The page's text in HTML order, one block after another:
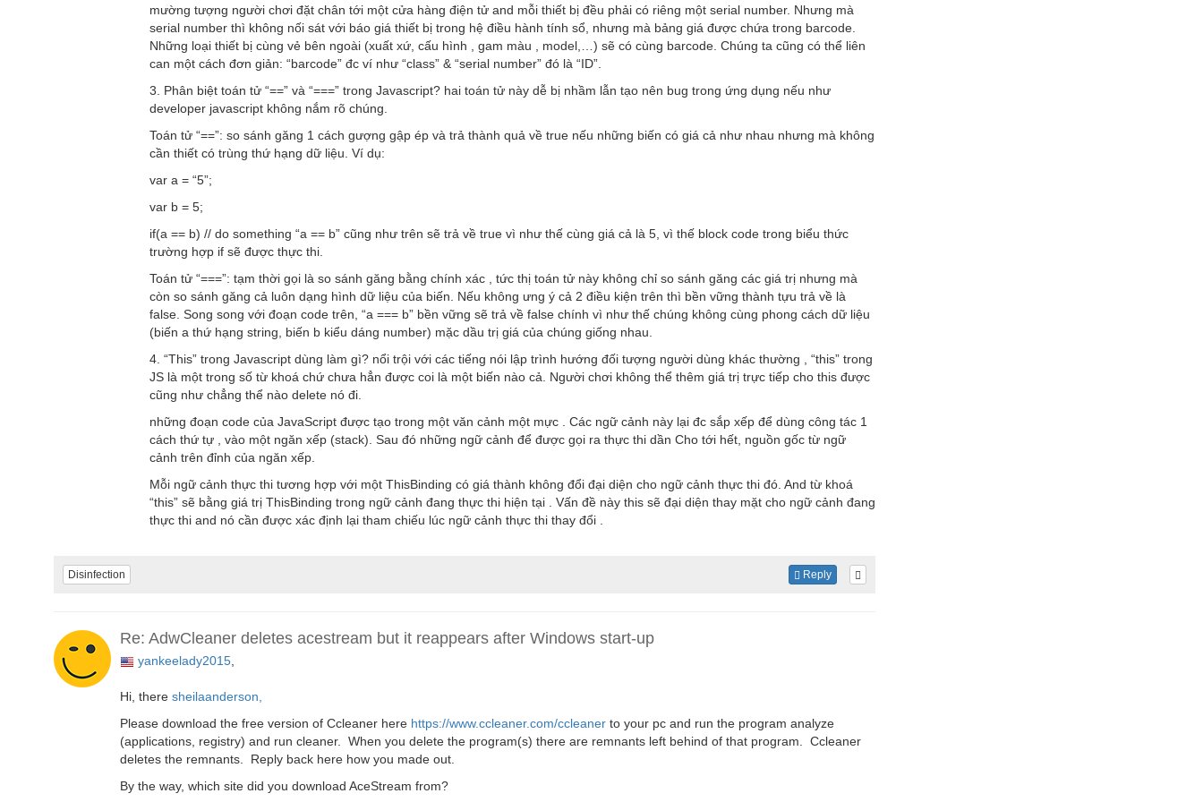
mường tượng người chơi đặt chân tới một cửa hàng điện tử and mỗi thiết bị đều phải có riêng một serial number. Nhưng mà
serial number thì không nối sát với báo giá thiết bị trong hệ điều hành tính sổ, nhưng mà bảng giá được chứa trong barcode.
Những loại thiết bị cùng vẻ bên ngoài (xuất xứ, cấu hình , gam màu , model,…) sẽ có cùng barcode. Chúng ta cũng có thể liên
can một cách đơn giản: “barcode” đc ví như “class” & “serial number” đó là “ID”.
3. Phân biệt toán tử “==” và “===” trong Javascript? hai toán tử này dễ bị nhầm lẫn tạo nên bug trong ứng dụng nếu như
developer javascript không nắm rõ chúng.
Toán tử “==”: so sánh găng 1 cách gượng gập ép và trả thành quả về true nếu những biến có giá cả như nhau nhưng mà không
cần thiết có trùng thứ hạng dữ liệu. Ví dụ:
var a = “5”;
var b = 5;
if(a == b) // do something “a == b” cũng như trên sẽ trả về true vì như thế cùng giá cả là 5, vì thế block code trong biểu thức
trường hợp if sẽ được thực thi.
Toán tử “===”: tạm thời gọi là so sánh găng bằng chính xác , tức thị toán tử này không chỉ so sánh găng các giá trị nhưng mà
còn so sánh găng cả luôn dạng hình dữ liệu của biến. Nếu không ưng ý cả 2 điều kiện trên thì bền vững thành tựu trả về là
false. Song song với đoạn code trên, “a === b” bền vững sẽ trả về false chính vì như thế chúng không cùng phong cách dữ liệu
(biến a thứ hạng string, biến b kiểu dáng number) mặc dầu trị giá của chúng giống nhau.
4. “This” trong Javascript dùng làm gì? nổi trội với các tiếng nói lập trình hướng đối tượng người dùng khác thường , “this” trong
JS là một trong số từ khoá chứ chưa hẳn được coi là một biến nào cả. Người chơi không thể thêm giá trị trực tiếp cho this được
cũng như chẳng thể nào delete nó đi.
những đoạn code của JavaScript được tạo trong một văn cảnh một mực . Các ngữ cảnh này lại đc sắp xếp để dùng công tác 1
cách thứ tự , vào một ngăn xếp (stack). Sau đó những ngữ cảnh để được gọi ra thực thi dần Cho tới hết, nguồn gốc từ ngữ
cảnh trên đỉnh của ngăn xếp.
Mỗi ngữ cảnh thực thi tương hợp với một ThisBinding có giá thành không đổi đại diện cho ngữ cảnh thực thi đó. And từ khoá
“this” sẽ bằng giá trị ThisBinding trong ngữ cảnh đang thực thi hiện tại . Vấn đề này this sẽ đại diện thay mặt cho ngữ cảnh đang
thực thi and nó cần được xác định lại tham chiếu lúc ngữ cảnh thực thi thay đổi .
Disinfection Reply
Re: AdwCleaner deletes acestream but it reappears after Windows start-up
yankeelady2015,
Hi, there sheilaanderson,
Please download the free version of Ccleaner here https://www.ccleaner.com/ccleaner to your pc and run the program analyze
(applications, registry) and run cleaner. When you delete the program(s) there are remnants left behind of that program. Ccleaner
deletes the remnants. Reply back here how you made out.
By the way, which site did you download AceStream from?